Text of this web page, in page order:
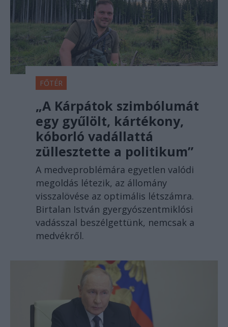
FŐTÉR
„A Kárpátok szimbólumát
egy gyűlölt, kártékony,
kóborló vadállattá
züllesztette a politikum”
A medveproblémára egyetlen valódi
megoldás létezik, az állomány
visszalövése az optimális létszámra.
Birtalan István gyergyószentmiklósi
vadásszal beszélgettünk, nemcsak a
medvékről.